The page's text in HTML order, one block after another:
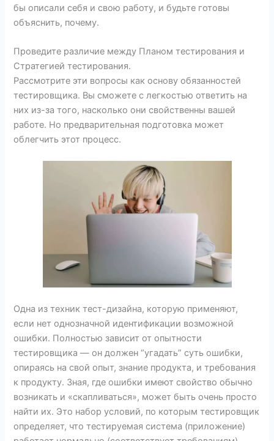
бы описали себя и свою работу, и будьте готовы
объяснить, почему.
Проведите различие между Планом тестирования и
Стратегией тестирования.
Рассмотрите эти вопросы как основу обязанностей
тестировщика. Вы сможете с легкостью ответить на
них из-за того, насколько они свойственны вашей
работе. Но предварительная подготовка может
облегчить этот процесс.
Одна из техник тест-дизайна, которую применяют,
если нет однозначной идентификации возможной
ошибки. Полностью зависит от опытности
тестировщика — он должен “угадать” суть ошибки,
опираясь на свой опыт, знание продукта, и требования
к продукту. Зная, где ошибки имеют свойство обычно
возникать и «скапливаться», может быть очень просто
найти их. Это набор условий, по которым тестировщик
определяет, что тестируемая система (приложение)